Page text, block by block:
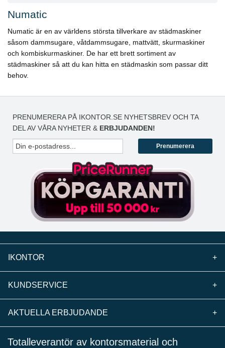
Numatic
Numatic är en av världens största tillverkare av städmaskiner
såsom dammsugare, våtdammsugare, mattvätt, skurmaskiner
och kombiskurmaskiner. De har ett brett sortiment av
städmaskiner så att du kan hitta en städmaskin som passar ditt
behov.
PRENUMERERA PÅ IKONTOR.SE NYHETSBREV OCH TA
DEL AV VÅRA NYHETER & ERBJUDANDEN!
Prenumerera
IKONTOR +
KUNDSERVICE +
AKTUELLA ERBJUDANDE +
Totalleverantör av kontorsmaterial och